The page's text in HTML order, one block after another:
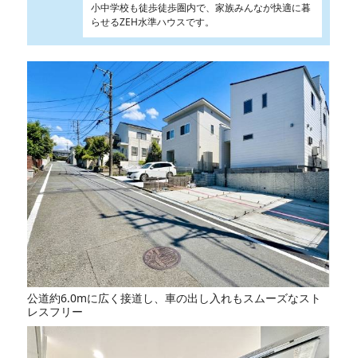
小中学校も徒歩徒歩圏内で、家族みんなが快適に暮
らせるZEH水準ハウスです。
公道約6.0mに広く接道し、車の出し入れもスムーズなスト
レスフリー